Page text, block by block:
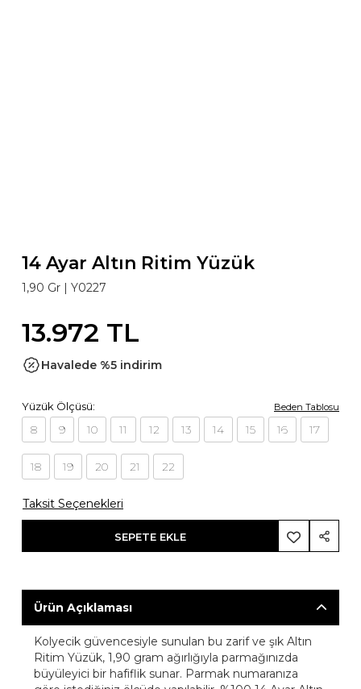
14 Ayar Altın Ritim Yüzük
1,90 Gr | Y0227
13.972 TL
Havalede %5 indirim
Yüzük Ölçüsü: Beden Tablosu
8 9 10 11 12 13 14 15 16 17
18 19 20 21 22
Taksit Seçenekleri
SEPETE EKLE
Ürün Açıklaması
Kolyecik güvencesiyle sunulan bu zarif ve şık Altın
Ritim Yüzük, 1,90 gram ağırlığıyla parmağınızda
büyüleyici bir hafiflik sunar. Parmak numaranıza